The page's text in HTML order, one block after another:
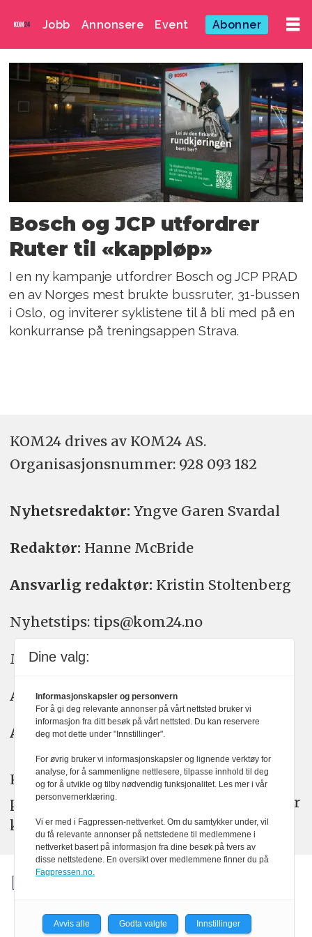
Jobb Annonsere Event Abonner
Emne:
kari
wisbech
Bosch og JCP utfordrer
Ruter til «kappløp»
I en ny kampanje utfordrer Bosch og JCP PRAD
en av Norges mest brukte bussruter, 31-bussen
i Oslo, og inviterer syklistene til å bli med på en
konkurranse på treningsappen Strava.
KOM24 drives av KOM24 AS.
Organisasjons­nummer: 928 093 182
Nyhetsredaktør: Yngve Garen Svardal
Redaktør: Hanne McBride
Ansvarlig redaktør: Kristin Stoltenberg
Nyhetstips: tips@kom24.no
Meninger: meninger@kom24.no
Annonse: annonse@watchmedia.no
Abonnement:kom24@watchmedia.no
KOM24 arbeider etter Vær Varsom-
plakatens regler for god presseskikk. Her
kan du lese mer omPFUsarbeid.
Dine valg:
Informasjonskapsler og personvern
For å gi deg relevante annonser på vårt nettsted bruker vi
informasjon fra ditt besøk på vårt nettsted. Du kan reservere
deg mot dette under "Innstillinger".
For øvrig bruker vi informasjonskapsler og lignende verktøy for
analyse, for å sammenligne nettlesere, tilpasse innhold til deg
og for å utvikle og tilby nødvendig funksjonalitet. Les mer i vår
personvernerklæring.
Vi er med i Fagpressen-nettverket. Om du samtykker under, vil
du få relevante annonser på nettstedene til medlemmene i
nettverket basert på informasjon fra dine besøk på tvers av
disse nettstedene. En oversikt over medlemmene finner du på
Fagpressen.no.
Avvis alle Godta valgte Innstillinger